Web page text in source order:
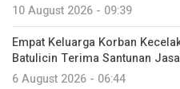
10 August 2026 - 09:39
Empat Keluarga Korban
Batulicin Terima Santunan
6 August 2026 - 06:44